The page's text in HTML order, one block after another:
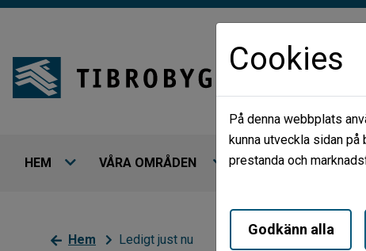
HEM VÅRA OMRÅDEN LEDIGT JUST NU
Hem Ledigt just nu
Cookies
På denna webbplats
kunna utveckla sidan
prestanda och
Godkänn alla